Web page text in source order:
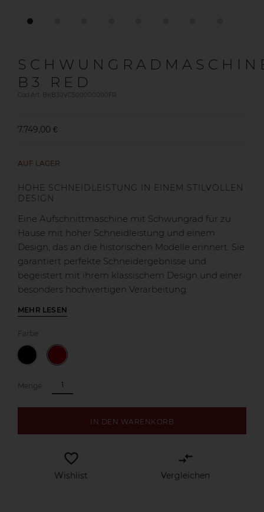
B3 RED
Cod.Art. BKB30VC500000000FR
7.749,00 €
AUF LAGER
HOHE SCHNEIDLEISTUNG IN EINEM STILVOLLEN
DESIGN
Eine Aufschnittmaschine mit Schwungrad für zu
Hause mit hoher Schneidleistung und einem
Design, das an die historischen Modelle erinnert. Sie
garantiert perfekte Schneidergebnisse und
begeistert mit ihrem klassischem Design und einer
besonders hochwertigen Verarbeitung.
MEHR LESEN
Farbe
Menge
IN DEN WARENKORB
favorite_border
Wishlist
compare_arrows
Vergleichen